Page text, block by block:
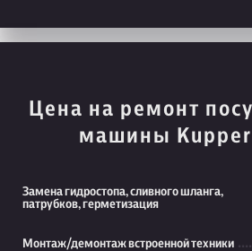
Цена на ремонт
машины
Замена гидростопа, сливного шланга,
патрубков, герметизация
Монтаж/демонтаж встроенной техники